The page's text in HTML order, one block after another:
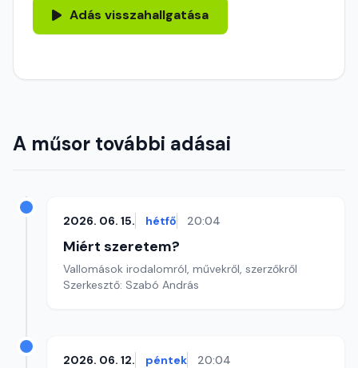
Adás visszahallgatása
A műsor további adásai
2026. 06. 15. hétfő 20:04
Miért szeretem?
Vallomások irodalomról, művekről, szerzőkről
Szerkesztő: Szabó András
2026. 06. 12. péntek 20:04